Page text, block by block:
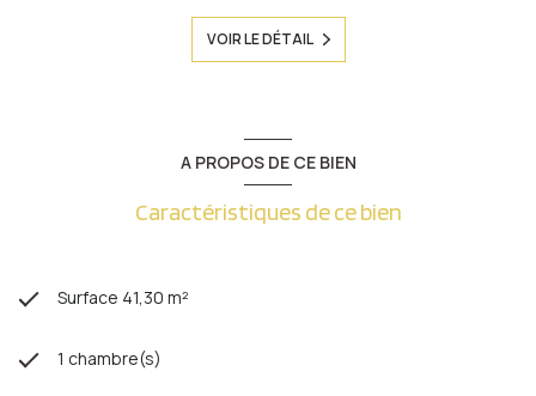
VOIR LE DÉTAIL
A PROPOS DE CE BIEN
Caractéristiques de ce bien
Surface 41,30 m²
1 chambre(s)